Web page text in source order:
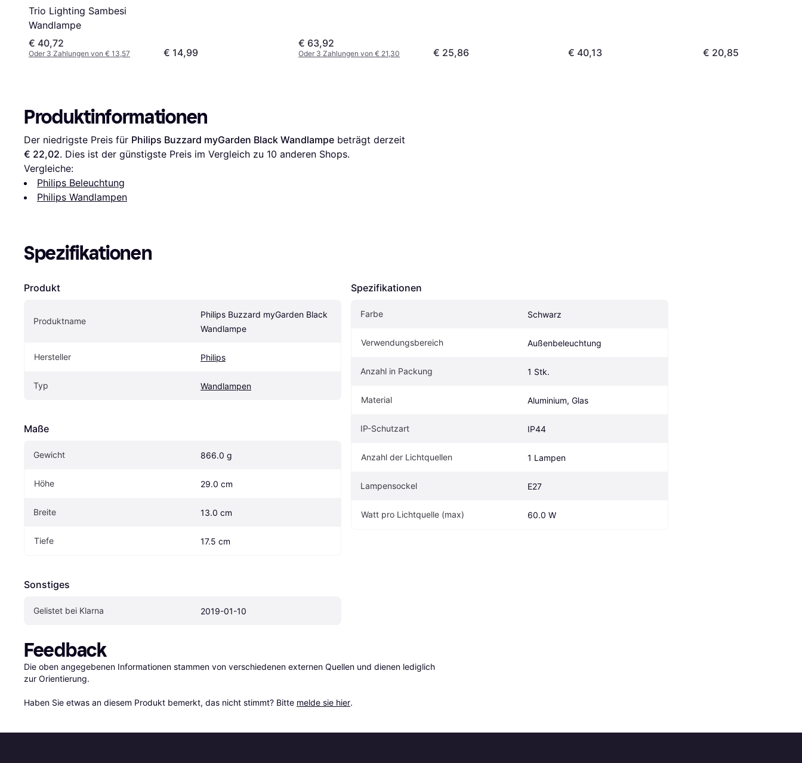
Trio Lighting Sambesi
Wandlampe
€ 40,72
Oder 3 Zahlungen von € 13,57 € 14,99
€ 63,92
Oder 3 Zahlungen von € 21,30 € 25,86 € 40,13 € 20,85
Produktinformationen
Der niedrigste Preis für Philips Buzzard myGarden Black Wandlampe
€ 22,02. Dies ist der günstigste Preis im Vergleich zu 10 anderen Shops.
Vergleiche:
Philips Beleuchtung
Philips Wandlampen
Spezifikationen
Produkt
Produktname
Philips Buzzard myGarden Black
Wandlampe
Hersteller Philips
Typ Wandlampen
Maße
Gewicht 866.0 g
Höhe 29.0 cm
Breite 13.0 cm
Tiefe 17.5 cm
Sonstiges
Gelistet bei Klarna 2019-01-10
Spezifikationen
Farbe Schwarz
Verwendungsbereich Außenbeleuchtung
Anzahl in Packung 1 Stk.
Material Aluminium, Glas
IP-Schutzart IP44
Anzahl der Lichtquellen 1 Lampen
Lampensockel E27
Watt pro Lichtquelle (max) 60.0 W
Feedback
Die oben angegebenen Informationen stammen von verschiedenen externen Quellen und dienen lediglich
zur Orientierung.
Haben Sie etwas an diesem Produkt bemerkt, das nicht stimmt? Bitte melde sie hier.